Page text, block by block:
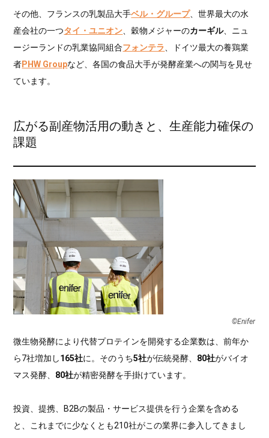
その他、フランスの乳製品大手ベル・グループ、世界最大の水
産会社の一つタイ・ユニオン、穀物メジャーのカーギル、ニュ
ージーランドの乳業協同組合フォンテラ、ドイツ最大の養鶏業
者PHW Groupなど、各国の食品大手が発酵産業への関与を見せ
ています。
広がる副産物活用の動きと、生産能力確保の
課題
©Enifer
微生物発酵により代替プロテインを開発する企業数は、前年か
ら7社増加し165社に。そのうち5社が伝統発酵、 80社がバイオ
マス発酵、 80社が精密発酵を手掛けています。
投資、提携、B2Bの製品・サービス提供を行う企業を含める
と、これまでに少なくとも210社がこの業界に参入してきまし